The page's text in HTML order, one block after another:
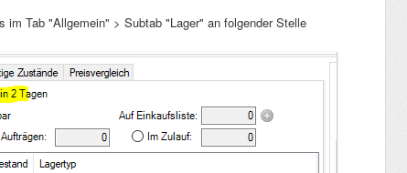
im Tab "Allgemein" > Subtab "Lager" an folgender Stelle